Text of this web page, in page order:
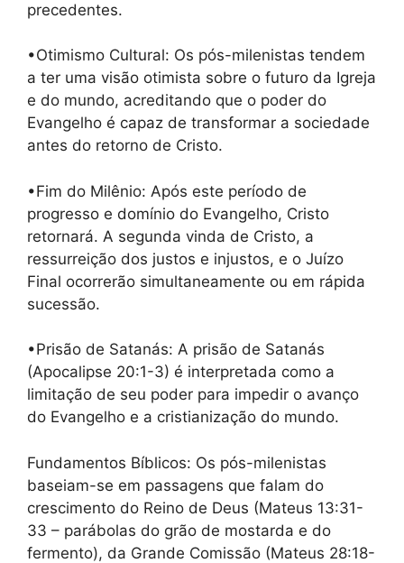
precedentes.
•Otimismo Cultural: Os pós-milenistas tendem
a ter uma visão otimista sobre o futuro da Igreja
e do mundo, acreditando que o poder do
Evangelho é capaz de transformar a sociedade
antes do retorno de Cristo.
•Fim do Milênio: Após este período de
progresso e domínio do Evangelho, Cristo
retornará. A segunda vinda de Cristo, a
ressurreição dos justos e injustos, e o Juízo
Final ocorrerão simultaneamente ou em rápida
sucessão.
•Prisão de Satanás: A prisão de Satanás
(Apocalipse 20:1-3) é interpretada como a
limitação de seu poder para impedir o avanço
do Evangelho e a cristianização do mundo.
Fundamentos Bíblicos: Os pós-milenistas
baseiam-se em passagens que falam do
crescimento do Reino de Deus (Mateus 13:31-
33 – parábolas do grão de mostarda e do
fermento), da Grande Comissão (Mateus 28:18-